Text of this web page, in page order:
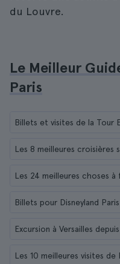
du Louvre.
Le Meilleur
Paris
Billets et visites de la Tour
Les 8 meilleures croisières
Les 24 meilleures choses à
Billets pour Disneyland Paris
Excursion à Versailles
Les 10 meilleures visites de